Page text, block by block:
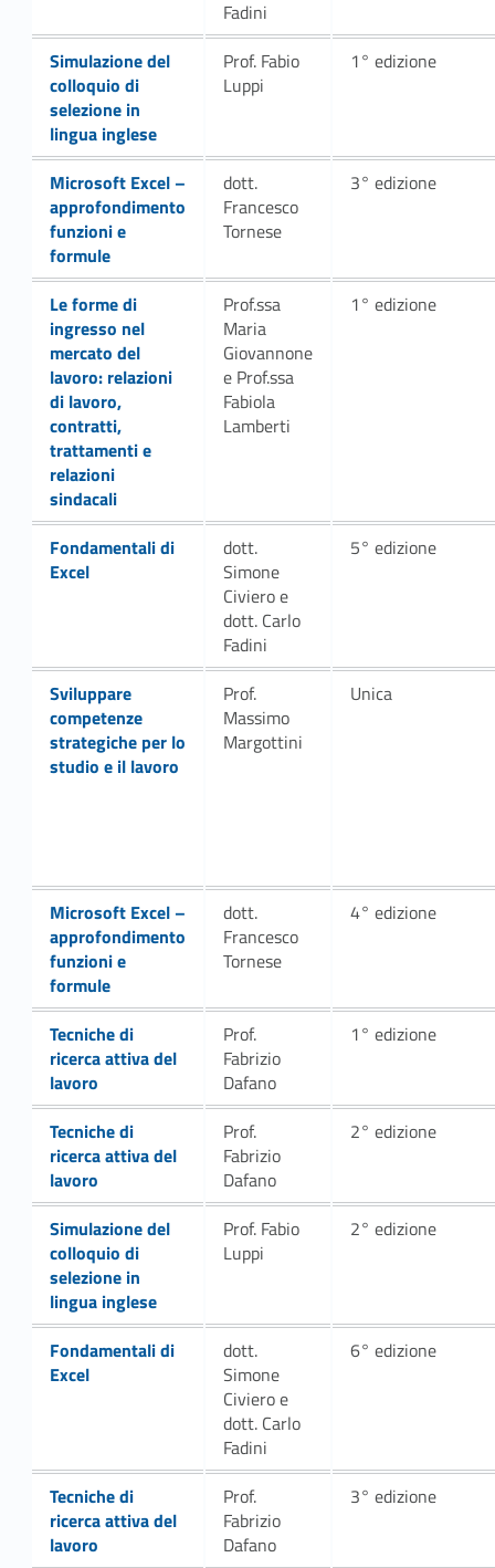
m
p
e
n
–
E
d
i
o
n
2
4
Fadini
Link identifier #identifier__30431-23
Simulazione del
colloquio di
selezione in
lingua inglese
Prof. Fabio
Luppi
1° edizione
Link identifier #identifier__38500-25
Microsoft Excel –
approfondimento
funzioni e
formule
dott.
Francesco
Tornese
3° edizione
Link identifier #identifier__70705-27
Le forme di
ingresso nel
mercato del
lavoro: relazioni
di lavoro,
contratti,
trattamenti e
relazioni
sindacali
Prof.ssa
Maria
Giovannone
e Prof.ssa
Fabiola
Lamberti
1° edizione
Link identifier #identifier__194229-33
Fondamentali di
Excel
dott.
Simone
Civiero e
dott. Carlo
Fadini
5° edizione
Link identifier #identifier__20050-35
Sviluppare
competenze
strategiche per lo
studio e il lavoro
Prof.
Massimo
Margottini
Unica
Link identifier #identifier__110895-37
Microsoft Excel –
approfondimento
funzioni e
formule
dott.
Francesco
Tornese
4° edizione
Link identifier #identifier__199383-39
Tecniche di
ricerca attiva del
lavoro
Prof.
Fabrizio
Dafano
1° edizione
Link identifier #identifier__16481-41
Tecniche di
ricerca attiva del
lavoro
Prof.
Fabrizio
Dafano
2° edizione
Link identifier #identifier__160593-44
Simulazione del
colloquio di
selezione in
lingua inglese
Prof. Fabio
Luppi
2° edizione
Link identifier #identifier__19482-47
Fondamentali di
Excel
dott.
Simone
Civiero e
dott. Carlo
Fadini
6° edizione
Link identifier #identifier__197083-50
Tecniche di
ricerca attiva del
lavoro
Prof.
Fabrizio
Dafano
3° edizione